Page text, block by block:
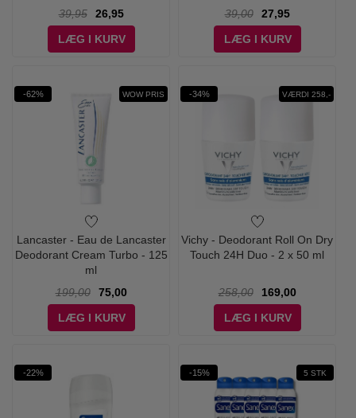
39,95
26,95
LÆG I KURV
39,00
27,95
LÆG I KURV
-62% WOW PRIS
Lancaster - Eau de Lancaster
Deodorant Cream Turbo - 125
ml
199,00
75,00
LÆG I KURV
-34% VÆRDI 258,-
Vichy - Deodorant Roll On Dry
Touch 24H Duo - 2 x 50 ml
258,00
169,00
LÆG I KURV
-22% -15% 5 STK